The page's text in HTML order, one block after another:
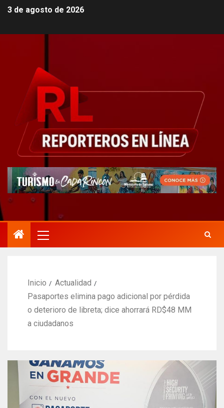
3 de agosto de 2026
Inicio
Actualidad
Pasaportes elimina pago adicional por pérdida
o deterioro de libreta; dice ahorrará RD$48 MM
a ciudadanos